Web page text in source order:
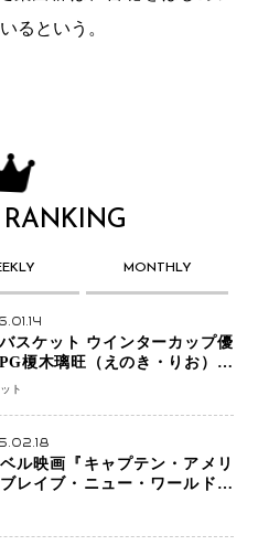
るという。
RANKING
MONTHLY
スケット ウインターカップ優
榎木璃旺（えのき・りお）が
の現場へ―。
ト
ル映画『キャプテン・アメリ
レイブ・ニュー・ワールド』
ック・ウィドウ役のシラ・ハー